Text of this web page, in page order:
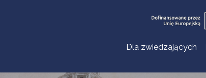
Dla zwiedzających